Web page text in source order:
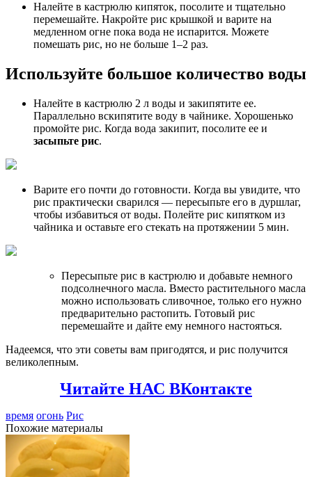
Налейте в кастрюлю кипяток, посолите и тщательно
перемешайте. Накройте рис крышкой и варите на
медленном огне пока вода не испарится. Можете
помешать рис, но не больше 1–2 раз.
Используйте большое количество воды
Налейте в кастрюлю 2 л воды и закипятите ее.
Параллельно вскипятите воду в чайнике. Хорошенько
промойте рис. Когда вода закипит, посолите ее и
засыпьте рис.
Варите его почти до готовности. Когда вы увидите, что
рис практически сварился — пересыпьте его в дуршлаг,
чтобы избавиться от воды. Полейте рис кипятком из
чайника и оставьте его стекать на протяжении 5 мин.
Пересыпьте рис в кастрюлю и добавьте немного
подсолнечного масла. Вместо растительного масла
можно использовать сливочное, только его нужно
предварительно растопить. Готовый рис
перемешайте и дайте ему немного настояться.
Надеемся, что эти советы вам пригодятся, и рис получится
великолепным.
Читайте НАС ВКонтакте
время огонь Рис
Похожие материалы